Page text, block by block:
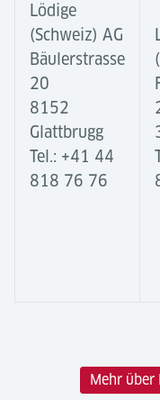
Lödige
(Schweiz) AG
Bäulerstrasse
20
8152
Glattbrugg
Tel.: +41 44
818 76 76
Mehr über